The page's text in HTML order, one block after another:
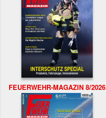
FEUERWEHR-MAGAZIN 8/2026